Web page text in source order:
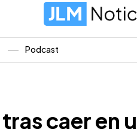
Podcast
caer en